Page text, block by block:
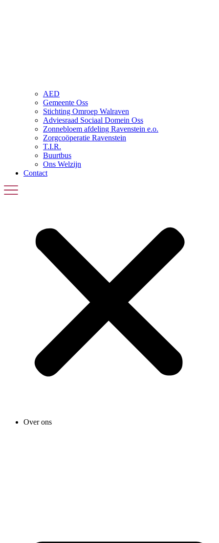
AED
Gemeente Oss
Stichting Omroep Walraven
Adviesraad Sociaal Domein Oss
Zonnebloem afdeling Ravenstein e.o.
Zorgcoöperatie Ravenstein
T.I.R.
Buurtbus
Ons Welzijn
Contact
Over ons